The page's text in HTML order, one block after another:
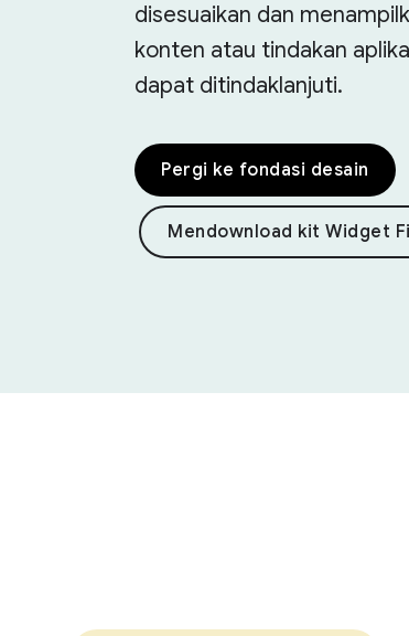
disesuaikan dan
konten atau tindakan
dapat ditindaklanjuti.
Pergi ke fondasi desain
Mendownload kit Widget